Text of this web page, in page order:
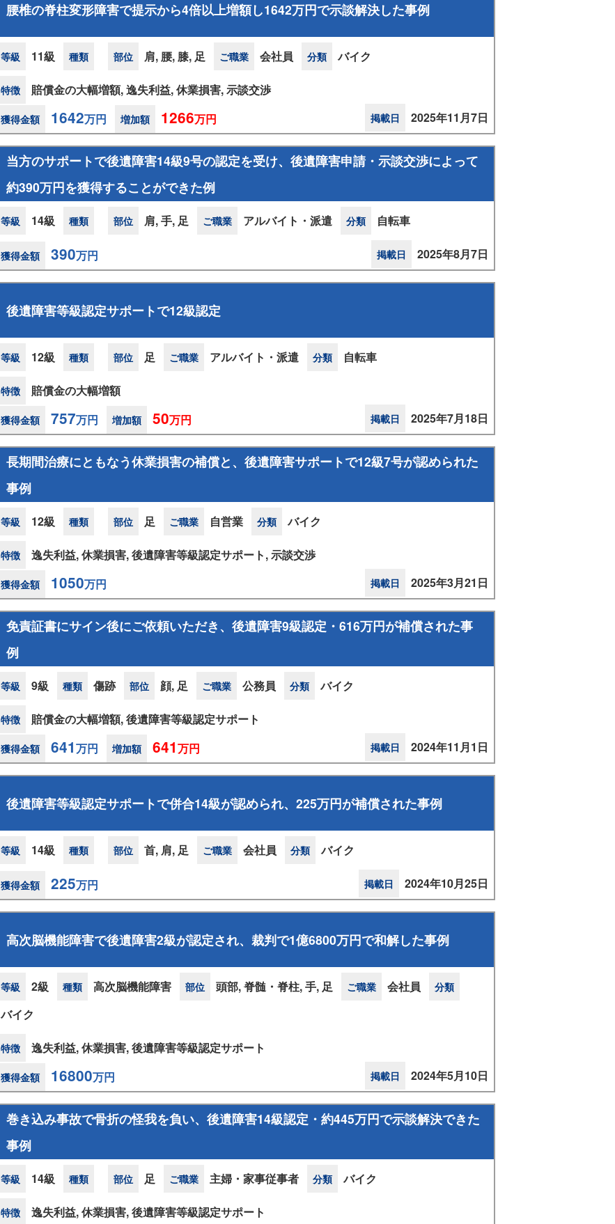
腰椎の脊柱変形障害で提示から4倍以上増額し1642万円で示談解決した事例
等級 11級 種類 部位 肩, 腰, 膝, 足 ご職業 会社員 分類 バイク
特徴 賠償金の大幅増額, 逸失利益, 休業損害, 示談交渉
獲得金額 1642万円 増加額 1266万円 2025年11月7日
掲載日
当方のサポートで後遺障害14級9号の認定を受け、後遺障害申請・示談交渉によって
約390万円を獲得することができた例
等級 14級 種類 部位 肩, 手, 足 ご職業 アルバイト・派遣 分類 自転車
獲得金額 390万円 2025年8月7日
掲載日
後遺障害等級認定サポートで12級認定
等級 12級 種類 部位 足 ご職業 アルバイト・派遣 分類 自転車
特徴 賠償金の大幅増額
獲得金額 757万円 増加額 50万円 2025年7月18日
掲載日
長期間治療にともなう休業損害の補償と、後遺障害サポートで12級7号が認められた
事例
等級 12級 種類 部位 足 ご職業 自営業 分類 バイク
特徴 逸失利益, 休業損害, 後遺障害等級認定サポート, 示談交渉
獲得金額 1050万円 2025年3月21日
掲載日
免責証書にサイン後にご依頼いただき、後遺障害9級認定・616万円が補償された事
例
等級 9級 種類 傷跡 部位 顔, 足 ご職業 公務員 分類 バイク
特徴 賠償金の大幅増額, 後遺障害等級認定サポート
獲得金額 641万円 増加額 641万円 2024年11月1日
掲載日
後遺障害等級認定サポートで併合14級が認められ、225万円が補償された事例
等級 14級 種類 部位 首, 肩, 足 ご職業 会社員 分類 バイク
獲得金額 225万円 2024年10月25日
掲載日
高次脳機能障害で後遺障害2級が認定され、裁判で1億6800万円で和解した事例
等級 2級 種類 高次脳機能障害 部位 頭部, 脊髄・脊柱, 手, 足 ご職業 会社員 分類
バイク
特徴 逸失利益, 休業損害, 後遺障害等級認定サポート
獲得金額 16800万円 2024年5月10日
掲載日
巻き込み事故で骨折の怪我を負い、後遺障害14級認定・約445万円で示談解決できた
事例
等級 14級 種類 部位 足 ご職業 主婦・家事従事者 分類 バイク
特徴 逸失利益, 休業損害, 後遺障害等級認定サポート